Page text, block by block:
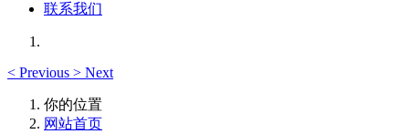
联系我们
< Previous > Next
你的位置
网站首页